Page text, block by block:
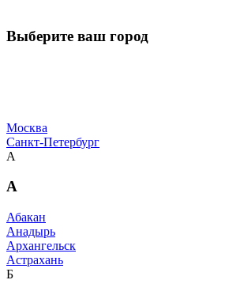
Выберите ваш город
Москва
Санкт-Петербург
А
А
Абакан
Анадырь
Архангельск
Астрахань
Б